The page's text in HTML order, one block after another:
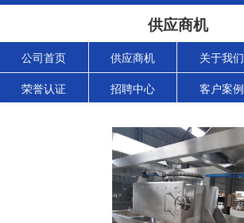
供应商机
公司首页 供应商机 关于我们
荣誉认证 招聘中心 客户案例